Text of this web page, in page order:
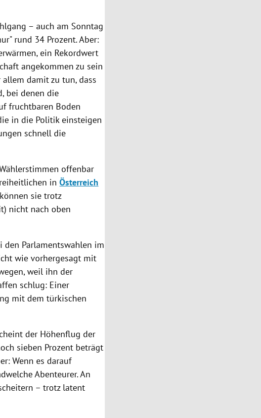
– auch am Sonntag
rund 34 Prozent. Aber:
ein Rekordwert
angekommen zu sein
damit zu tun, dass
bei denen die
fruchtbaren Boden
in die Politik einsteigen
schnell die
offenbar
inÖsterreich
sie trotz
nicht nach oben
den Parlamentswahlen im
wie vorhergesagt mit
weil ihn der
schlug: Einer
mit dem türkischen
der Höhenflug der
sieben Prozent beträgt
Wenn es darauf
Abenteurer. An
– trotz latent